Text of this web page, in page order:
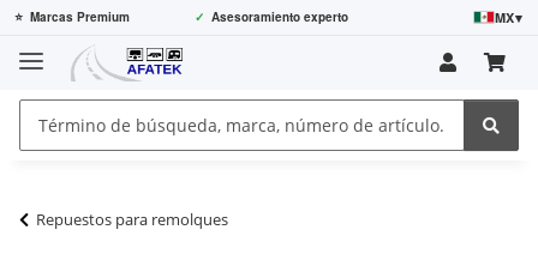
⭐ Marcas Premium ✓ Asesoramiento experto MX▾
Repuestos para remolques